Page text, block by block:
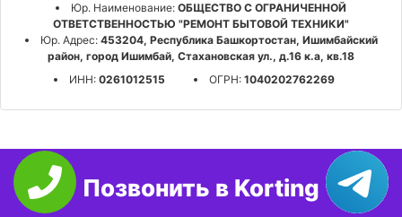
Юр. Наименование: ОБЩЕСТВО С ОГРАНИЧЕННОЙ
ОТВЕТСТВЕННОСТЬЮ "РЕМОНТ БЫТОВОЙ ТЕХНИКИ"
Юр. Адрес:453204, Республика Башкортостан, Ишимбайский
район, город Ишимбай, Стахановская ул., д.16 к.а, кв.18
ИНН:0261012515 ОГРН:1040202762269
Позвонить в Korting